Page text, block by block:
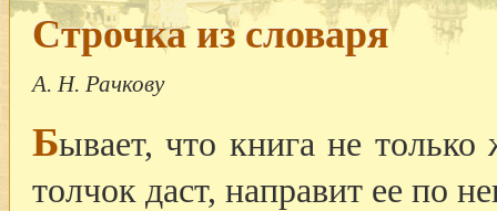
Строчка из словаря
А. Н. Рачкову
Бывает, что книга не
толчок даст, направит ее по